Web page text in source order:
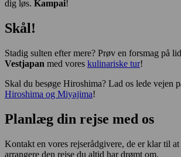
dig løs. Kampai!
Skål!
Stadig sulten efter mere? Prøv en forsmag på
Vestjapan med vores kulinariske tur!
Skal du besøge Hiroshima? Lad os lede vejen
Hiroshima og Miyajima!
Planlæg din rejse med os
Kontakt en vores rejserådgivere, de er klar til
arrangere den rejse du altid har drømt om.